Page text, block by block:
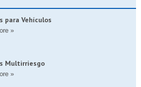
para Vehículos
»
Multirriesgo
»